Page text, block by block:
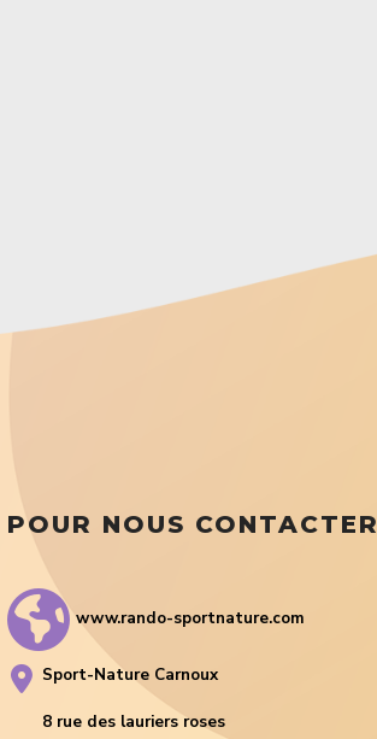
POUR NOUS CONTACTER
www.rando-sportnature.com
Sport-Nature Carnoux
8 rue des lauriers roses